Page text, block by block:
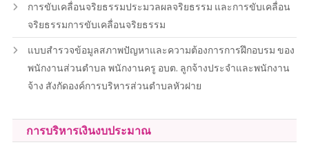
การขับเคลื่อนจริยธรรมประมวลผลจริยธรรม และการขับเคลื่อน
จริยธรรมการขับเคลื่อนจริยธรรม
แบบสำรวจข้อมูลสภาพปัญหาและความต้องการการฝึกอบรม ของ
พนักงานส่วนตำบล พนักงานครู อบต. ลูกจ้างประจำและพนักงาน
จ้าง สังกัดองค์การบริหารส่วนตำบลหัวฝาย
การบริหารเงินงบประมาณ